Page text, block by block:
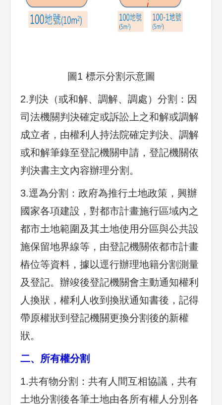
圖1 標示分割示意圖
2.判決（或和解、調解、調處）分割：因
司法機關判決確定或訴訟上之和解或調解
成立者，由權利人持法院確定判決、調解
或和解筆錄至登記機關申請，登記機關依
判決書主文內容辦理分割。
3.逕為分割：政府為推行土地政策，興辦
國家各項建設，對都市計畫施行區域內之
都市土地範圍及其土地使用分區與公共設
施保留地界線等，由登記機關依都市計畫
樁位等資料，據以逕行辦理地籍分割測量
及登記。辦竣後登記機關會主動通知權利
人換狀，權利人收到換狀通知書後，記得
帶原權狀到登記機關更換分割後的新權
狀。
二、所有權分割
1.共有物分割：共有人間互相協議，共有
土地分割後各筆土地由各所有權人分別各